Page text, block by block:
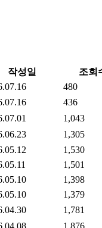
작성일
조회
480
436
1,043
1,305
1,530
1,501
1,398
1,379
1,781
1,876